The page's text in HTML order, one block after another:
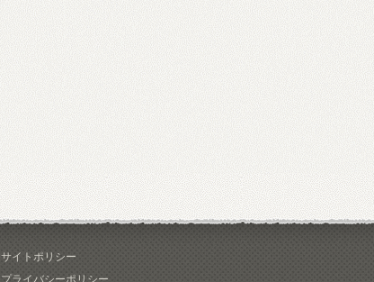
サイトポリシー
プライバシーポリシー